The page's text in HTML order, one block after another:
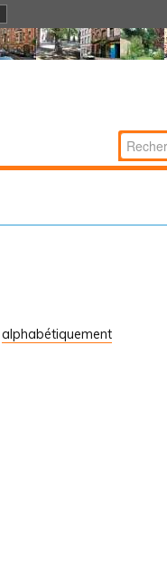
alphabétiquement